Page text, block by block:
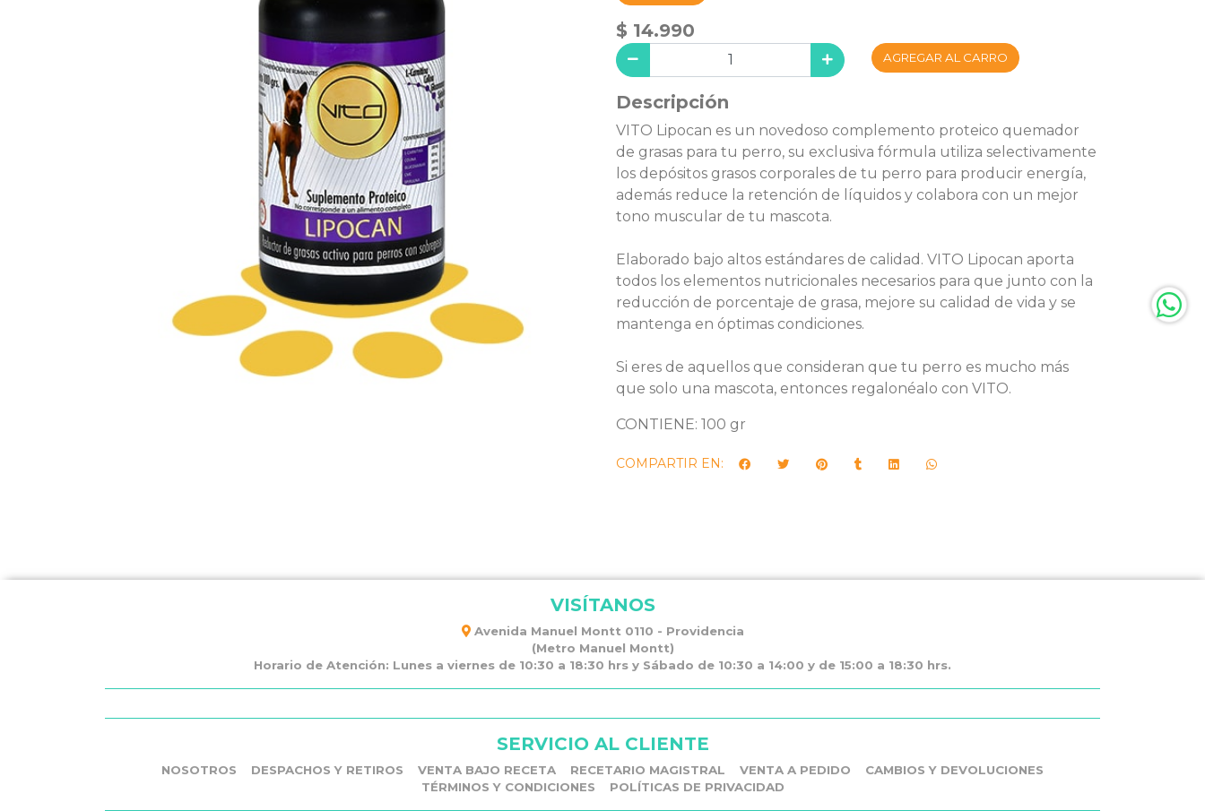
$ 14.990
AGREGAR AL CARRO
Descripción
VITO Lipocan es un novedoso complemento proteico quemador
de grasas para tu perro, su exclusiva fórmula utiliza selectivamente
los depósitos grasos corporales de tu perro para producir energía,
además reduce la retención de líquidos y colabora con un mejor
tono muscular de tu mascota.
Elaborado bajo altos estándares de calidad. VITO Lipocan aporta
todos los elementos nutricionales necesarios para que junto con la
reducción de porcentaje de grasa, mejore su calidad de vida y se
mantenga en óptimas condiciones.
Si eres de aquellos que consideran que tu perro es mucho más
que solo una mascota, entonces regalonéalo con VITO.
CONTIENE: 100 gr
COMPARTIR EN:
VISÍTANOS
Avenida Manuel Montt 0110 - Providencia
(Metro Manuel Montt)
Horario de Atención: Lunes a viernes de 10:30 a 18:30 hrs y Sábado de 10:30 a 14:00 y de 15:00 a 18:30 hrs.
SERVICIO AL CLIENTE
NOSOTROS DESPACHOS Y RETIROS VENTA BAJO RECETA RECETARIO MAGISTRAL VENTA A PEDIDO
CAMBIOS Y DEVOLUCIONES
TÉRMINOS Y CONDICIONES
POLÍTICAS DE PRIVACIDAD